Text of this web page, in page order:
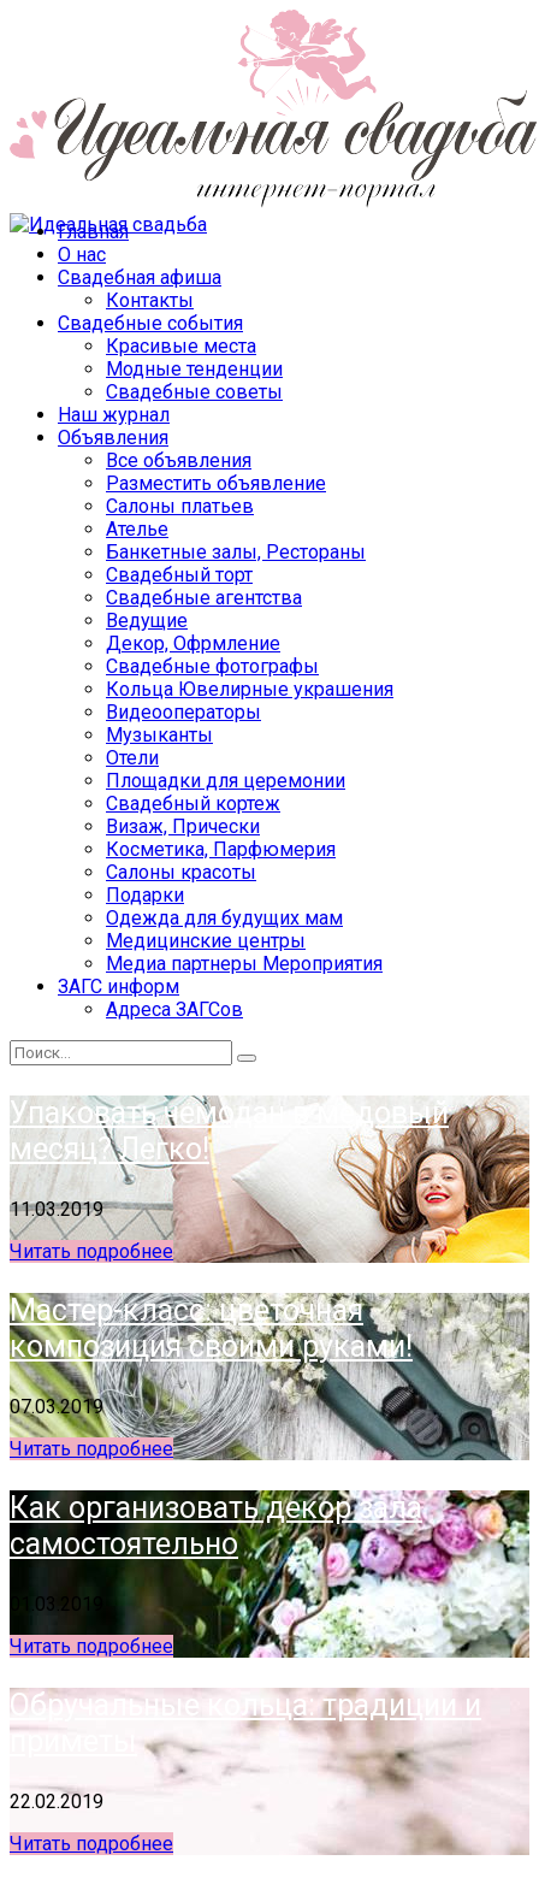
Главная
О нас
Свадебная афиша
Контакты
Свадебные события
Красивые места
Модные тенденции
Свадебные советы
Наш журнал
Объявления
Все объявления
Разместить объявление
Салоны платьев
Ателье
Банкетные залы, Рестораны
Свадебный торт
Свадебные агентства
Ведущие
Декор, Офрмление
Свадебные фотографы
Кольца Ювелирные украшения
Видеооператоры
Музыканты
Отели
Площадки для церемонии
Свадебный кортеж
Визаж, Прически
Косметика, Парфюмерия
Салоны красоты
Подарки
Одежда для будущих мам
Медицинские центры
Медиа партнеры Мероприятия
ЗАГС информ
Адреса ЗАГСов
Упаковать чемодан в медовый
месяц? Легко!
11.03.2019
Читать подробнее
Мастер-класс: цветочная
композиция своими руками!
07.03.2019
Читать подробнее
Как организовать декор зала
самостоятельно
01.03.2019
Читать подробнее
Обручальные кольца: традиции и
приметы
22.02.2019
Читать подробнее